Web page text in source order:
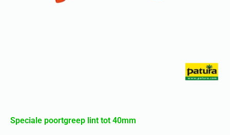
Speciale poortgreep lint tot 40mm